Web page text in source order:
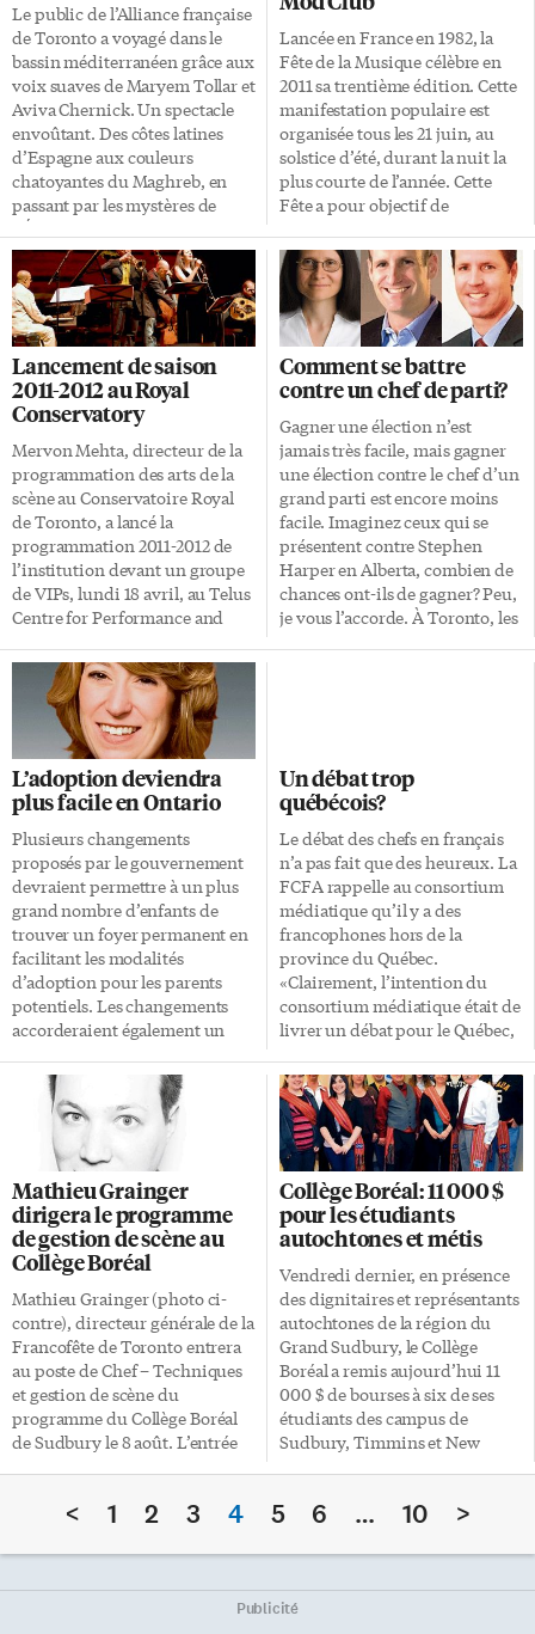
Le public de l’Alliance française
de Toronto a voyagé dans le
bassin méditerranéen grâce aux
voix suaves de Maryem Tollar et
Aviva Chernick. Un spectacle
envoûtant. Des côtes latines
d’Espagne aux couleurs
chatoyantes du Maghreb, en
passant par les mystères de
l’Égypte et les rives de Tel Aviv,
voilà la croisière que nous ont
offert en chansons Maryem
Tollar et Aviva Chernick,
réunies pour la première fois
sur scène. Des artistes
talentueux Accompagnées de
trois musiciens de talent, Éric
St-Laurent, Ernie Tollar et
Rakesh Tewari, les deux
chanteuses torontoises liées par
leurs origines à la mer
Méditerranée, ont fait vibrer
[…]
Lancée en France en 1982, la
Fête de la Musique célèbre en
2011 sa trentième édition. Cette
manifestation populaire est
organisée tous les 21 juin, au
solstice d’été, durant la nuit la
plus courte de l’année. Cette
Fête a pour objectif de
musique et de familiariser
jeunes et moins jeunes de toute
condition sociale à tous les
genres musicaux. À Toronto,
c’est l’Alliance française qui
coordonne l’événement, qui
aura lieu ce soir-là au Mod Club
(722 rue College). Dès 19h30,
une foule d’artistes de tous
horizons se succéderont sur
scène. Un concert à la
programmation […]
Lancement de saison
2011-2012 au Royal
Conservatory
Mervon Mehta, directeur de la
programmation des arts de la
scène au Conservatoire Royal
de Toronto, a lancé la
programmation 2011-2012 de
l’institution devant un groupe
de VIPs, lundi 18 avril, au Telus
Centre for Performance and
Le Conservatoire propose une
série de concerts marquée par la
volonté de célébrer la richesse
de notre société multiculturelle,
incluant un volet sur les racines
communes entre les arts de la
musique d’origine juive, arabe
et hispanique. Sous la direction
de David Buchbinder, directeur
artistique du Ashkenaz
Festival, la programmation du
Conservatoire débutera par
Andalusia to Toronto, «un […]
Comment se battre
contre un chef de parti?
Gagner une élection n’est
jamais très facile, mais gagner
une élection contre le chef d’un
grand parti est encore moins
facile. Imaginez ceux qui se
présentent contre Stephen
Harper en Alberta, combien de
chances ont-ils de gagner? Peu,
je vous l’accorde. À Toronto, les
rencontré trois candidats qui
osent jouer les troubles-fêtes
dans les circonscriptions des
chefs. Toronto-Danforth semble
une circonscription tout
acquise au chef du NPD Jack
Layton mais les autres
candidats n’ont pas abdiqué.
Tout d’abord, le libéral […]
L’adoption deviendra
plus facile en Ontario
Plusieurs changements
proposés par le gouvernement
devraient permettre à un plus
grand nombre d’enfants de
trouver un foyer permanent en
facilitant les modalités
d’adoption pour les parents
potentiels. Les changements
accorderaient également un
pris en charge pour faciliter
leur transition à l’âge adulte. La
Loi a été déposée mercredi 13
avril dernier et s’il est adopté, le
projet de loi éliminera les
obstacles juridiques pour qu’un
plus grand nombre d’enfants
pris en charge par les sociétés
d’aide à l’enfance (SAE)
puissent être adoptés. À l’heure
actuelle, 75 % de ces enfants
sont assujettis à des […]
Un débat trop
québécois?
Le débat des chefs en français
n’a pas fait que des heureux. La
FCFA rappelle au consortium
médiatique qu’il y a des
francophones hors de la
province du Québec.
«Clairement, l’intention du
consortium médiatique était de
livrer un débat pour le Québec,
l’exclusion des 2,5 millions de
francophones et de
francophiles qui vivent dans les
neuf autres provinces et les
trois territoires», a déclaré la
présidente de la Fédération des
communautés francophones et
acadienne (FCFA) du Canada, à
la suite du débat des chefs en
français. La Fédération estime
que CBC/Radio-Canada et TVA,
membres […]
Mathieu Grainger
dirigera le programme
de gestion de scène au
Collège Boréal
Mathieu Grainger (photo ci-
contre), directeur générale de la
Francofête de Toronto entrera
au poste de Chef – Techniques
et gestion de scène du
programme du Collège Boréal
de Sudbury le 8 août. L’entrée
du 14 avril à l’occasion du
Théâtre Action en Milieu
Scolaire. Membre du groupe
musical Deux Saisons auquel il
Collège Boréal: 11 000 $
pour les étudiants
autochtones et métis
Vendredi dernier, en présence
des dignitaires et représentants
autochtones de la région du
Grand Sudbury, le Collège
Boréal a remis aujourd’hui 11
000 $ de bourses à six de ses
étudiants des campus de
Sudbury, Timmins et New
l’éducation postsecondaire et la
ainsi que des Bourses de la
Nation Métisse de l’Ontario. «Le
Collège Boréal est fier
< 1 2 3 4 5 6 … 10 >
Publicité